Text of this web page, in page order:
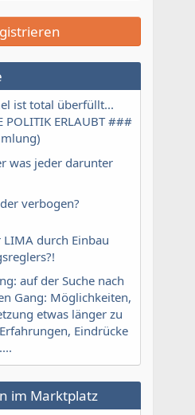
ist total überfüllt...
POLITIK ERLAUBT ###
was jeder darunter
verbogen?
LIMA durch Einbau
auf der Suche nach
Gang: Möglichkeiten,
etwas länger zu
Eindrücke
im Marktplatz